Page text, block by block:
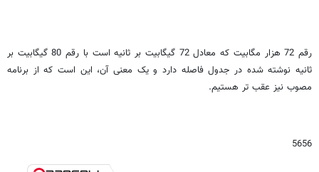
رقم 72 هزار مگابیت که معادل 72 گیگابیت بر ثانیه است با رقم 80 گیگابیت بر
ثانیه نوشته شده در جدول فاصله دارد و یک معنی آن، این است که از برنامه
مصوب نیز عقب تر هستیم.
5656